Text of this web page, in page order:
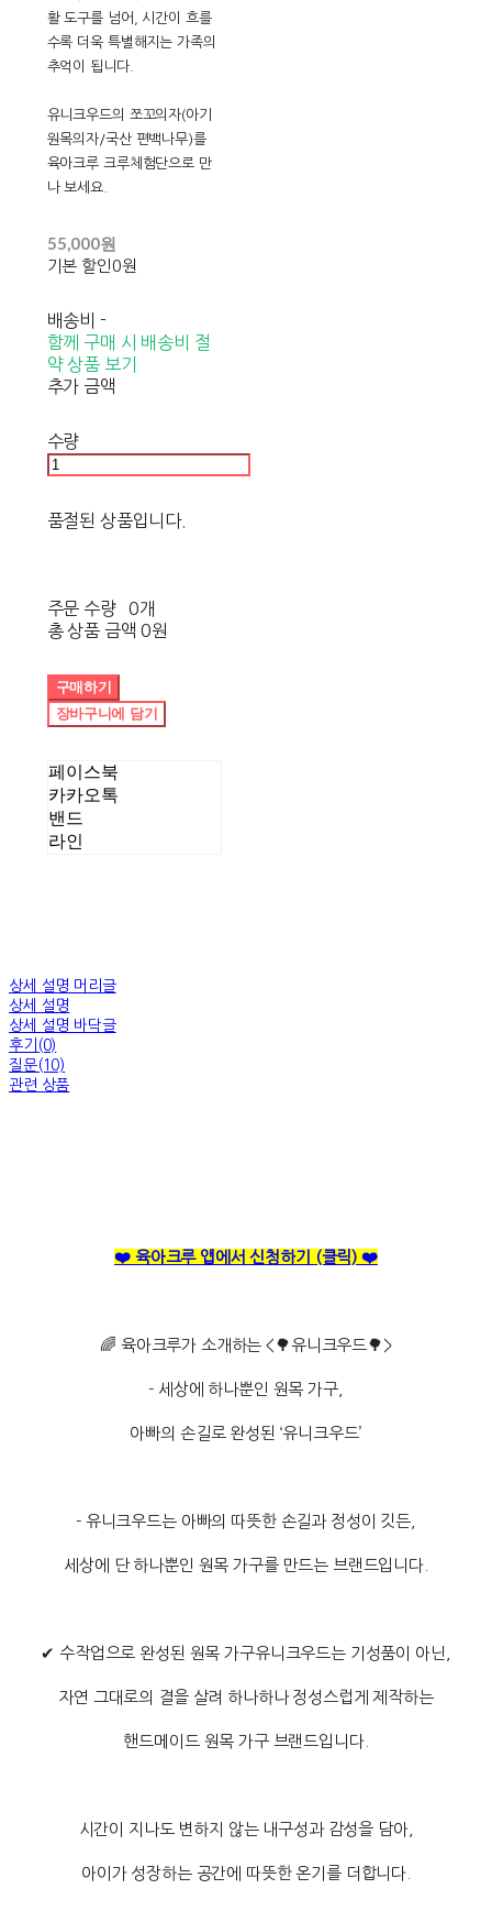
활 도구를 넘어, 시간이 흐를
수록 더욱 특별해지는 가족의
추억이 됩니다.
유니크우드의 쪼꼬의자(아기
원목의자/국산 편백나무)를
육아크루 크루체험단으로 만
나 보세요.
55,000원
기본 할인0원
배송비 -
함께 구매 시 배송비 절
약 상품 보기
추가 금액
수량
품절된 상품입니다.
주문 수량
0개
총 상품 금액 0원
구매하기
장바구니에 담기
페이스북
카카오톡
밴드
라인
상세 설명 머리글
상세 설명
상세 설명 바닥글
후기(0)
질문(10)
관련 상품
❤️ 육아크루 앱에서 신청하기 (클릭) ❤️
🌈 육아크루가 소개하는 <🌳유니크우드🌳>
- 세상에 하나뿐인 원목 가구,
아빠의 손길로 완성된 ‘유니크우드’
- 유니크우드는 아빠의 따뜻한 손길과 정성이 깃든,
세상에 단 하나뿐인 원목 가구를 만드는 브랜드입니다.
✔ 수작업으로 완성된 원목 가구유니크우드는 기성품이 아닌,
자연 그대로의 결을 살려 하나하나 정성스럽게 제작하는
핸드메이드 원목 가구 브랜드입니다.
시간이 지나도 변하지 않는 내구성과 감성을 담아,
아이가 성장하는 공간에 따뜻한 온기를 더합니다.